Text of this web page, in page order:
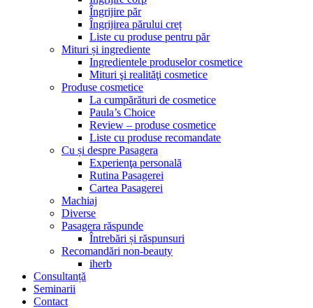
Îngrijire păr
Îngrijirea părului creț
Liste cu produse pentru păr
Mituri și ingrediente
Ingredientele produselor cosmetice
Mituri şi realităţi cosmetice
Produse cosmetice
La cumpărături de cosmetice
Paula’s Choice
Review – produse cosmetice
Liste cu produse recomandate
Cu și despre Pasagera
Experienţa personală
Rutina Pasagerei
Cartea Pasagerei
Machiaj
Diverse
Pasagera răspunde
Întrebări și răspunsuri
Recomandări non-beauty
iherb
Consultanță
Seminarii
Contact